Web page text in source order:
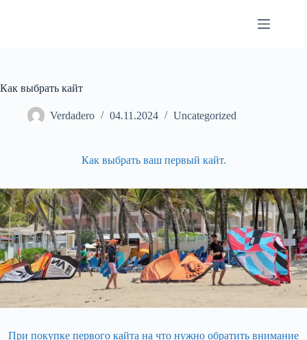
Как выбрать кайт
Verdadero 04.11.2024 Uncategorized
Как выбрать ваш первый кайт.
При покупке первого кайта на что нужно обратить внимание